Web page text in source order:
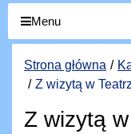
Menu
Strona główna
Z wizytą w
Z wizytą